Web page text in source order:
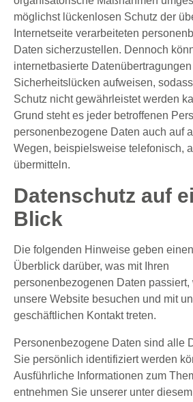
möglichst lückenlosen Schutz der
Internetseite verarbeiteten
Daten sicherzustellen. Dennoch
internetbasierte
Sicherheitslücken aufweisen,
Schutz nicht gewährleistet werden
Grund steht es jeder betroffenen
personenbezogene Daten auch auf
Wegen, beispielsweise telefonisch,
übermitteln.
Datenschutz auf
Blick
Die folgenden Hinweise geben
Überblick darüber, was mit Ihren
personenbezogenen Daten passiert,
unsere Website besuchen und mit
geschäftlichen Kontakt treten.
Personenbezogene Daten sind alle
Sie persönlich identifiziert werden
Ausführliche Informationen zum
entnehmen Sie unserer unter diesem